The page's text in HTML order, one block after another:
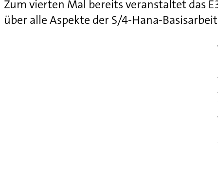
Zum vierten Mal bereits veranstaltet das
über alle Aspekte der S/4-Hana-